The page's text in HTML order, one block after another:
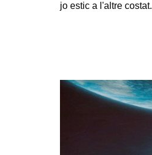
jo estic a l'altre costat.